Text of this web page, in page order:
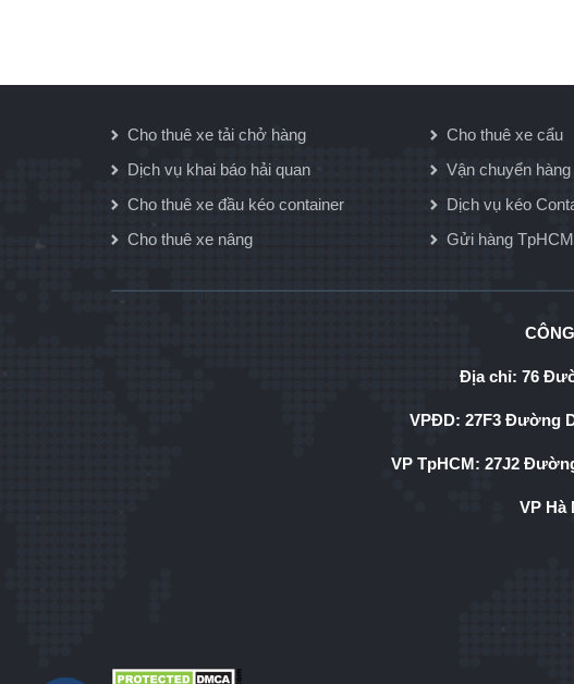
Cho thuê xe tải chở hàng
Dịch vụ khai báo hải quan
Cho thuê xe đầu kéo container
Cho thuê xe nâng
Cho thuê xe cẩu
Vận chuyển hàng
Dịch vụ kéo
Gửi hàng
Địa chỉ: 76
VPĐD: 27F3 Đường
VP TpHCM: 27J2
VP Hà